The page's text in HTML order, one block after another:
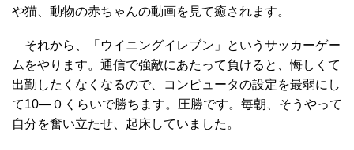
や猫、動物の赤ちゃんの動画を見て癒されます。
それから、「ウイニングイレブン」というサッカーゲー
ムをやります。通信で強敵にあたって負けると、悔しくて
出勤したくなくなるので、コンピュータの設定を最弱にし
て10―０くらいで勝ちます。圧勝です。毎朝、そうやって
自分を奮い立たせ、起床していました。